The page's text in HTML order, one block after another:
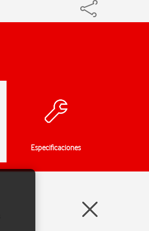
Especificaciones